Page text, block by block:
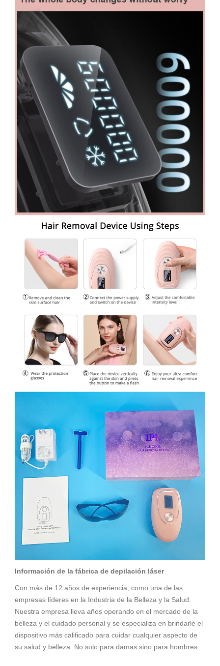
Información de la fábrica de depilación láser
Con más de 12 años de experiencia, como una de las
empresas líderes en la Industria de la Belleza y la Salud.
Nuestra empresa lleva años operando en el mercado de la
belleza y el cuidado personal y se especializa en brindarle el
dispositivo más calificado para cuidar cualquier aspecto de
su salud y belleza. No solo para damas sino para hombres.